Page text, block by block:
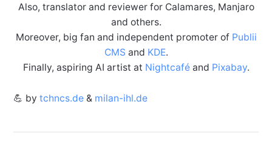
Also, translator and reviewer for Calamares, Manjaro
and others.
Moreover, big fan and independent promoter of Publii
CMS and KDE.
Finally, aspiring AI artist at Nightcaféand Pixabay.
💪 by tchncs.de& milan-ihl.de